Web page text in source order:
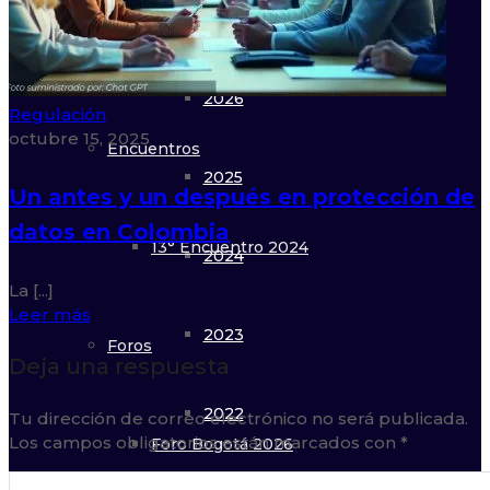
Galería
2026
2025
2024
2023
2022
22° Congreso 2026
Encuentros
13° Encuentro 2024
Foros
Foro Bogotá 2026
Regulación
octubre 15, 2025
Un antes y un después en protección de
datos en Colombia
La [...]
Leer más
Deja una respuesta
Tu dirección de correo electrónico no será publicada.
Los campos obligatorios están marcados con *